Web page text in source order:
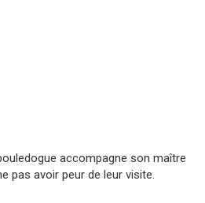
accompagne son maître
pas avoir peur de leur visite.